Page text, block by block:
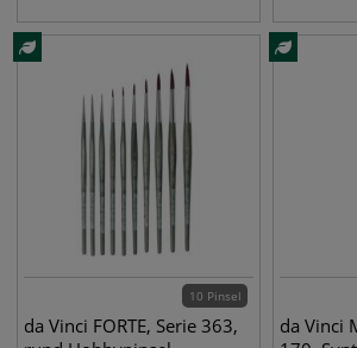
10 Pinsel
da Vinci FORTE, Serie 363,
da Vinci